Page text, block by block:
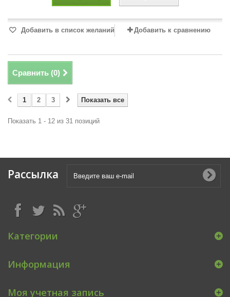
Добавить в список желаний Добавить к сравнению
Сравнить (0)
Показать все
1 2 3
Показать 1 - 12 из 31 позиций
Рассылка
Категории
Информация
Моя учетная запись